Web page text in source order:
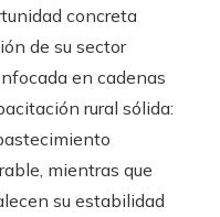
concreta
de su sector
en cadenas
rural sólida:
mientras que
su estabilidad